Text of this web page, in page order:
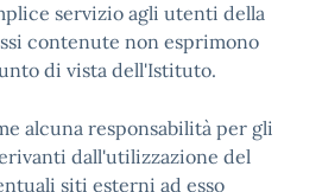
servizio agli utenti della
contenute non esprimono
di vista dell'Istituto.
alcuna responsabilità per gli
dall'utilizzazione del
siti esterni ad esso